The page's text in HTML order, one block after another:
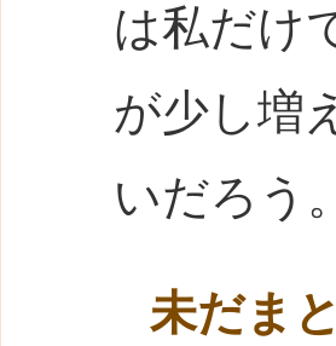
は私だけ
が少し増
いだろう。
未だま